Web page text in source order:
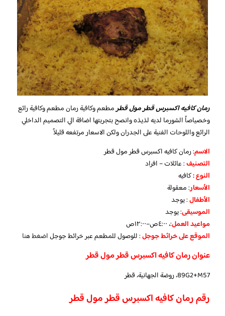
رمان كافيه اكسبرس قطر مول قطرمطعم وكافية رمان مطعم وكافية رائع
وخصياصاً الشورما لديه لذيذه وانصح بتجربتها اضافة الي التصميم الداخلي
الرائع واللوحات الفنية على الجدران ولكن الاسعار مرتفعه قليلاً
الاسم: رمان كافيه اكسبرس قطر مول قطر
التصنيف: عائلات – افراد
النوع :كافيه
الأسعار:معقولة
الأطفال:يوجد
الموسيقى:يوجد
مواعيد العمل:، ٤:٠٠ص–١٢:٠٠ص
الموقع على خرائط جوجل: للوصول للمطعم عبر خرائط جوجلاضغط هنا
عنوان رمان كافيه اكسبرس قطر مول قطر
89G2+M57، روضة الجهانية، قطر
رقم رمان كافيه اكسبرس قطر مول قطر